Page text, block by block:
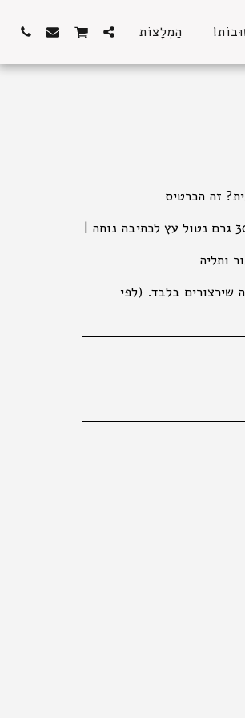
הַמְלָצוֹת
כרטיס ברכה דו"צ מאוייר | גודל: 15/15 ס"מ | נייר: 300 גרם נטול עץ לכתיבה נוחה |
שירצורים בלבד. (לפי